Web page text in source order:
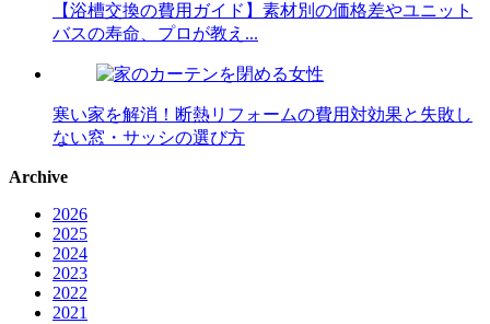
【浴槽交換の費用ガイド】素材別の価格差やユニット
バスの寿命、プロが教え...
寒い家を解消！断熱リフォームの費用対効果と失敗し
ない窓・サッシの選び方
Archive
2026
2025
2024
2023
2022
2021